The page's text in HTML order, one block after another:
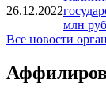
26.12.2022
млн
Все новости